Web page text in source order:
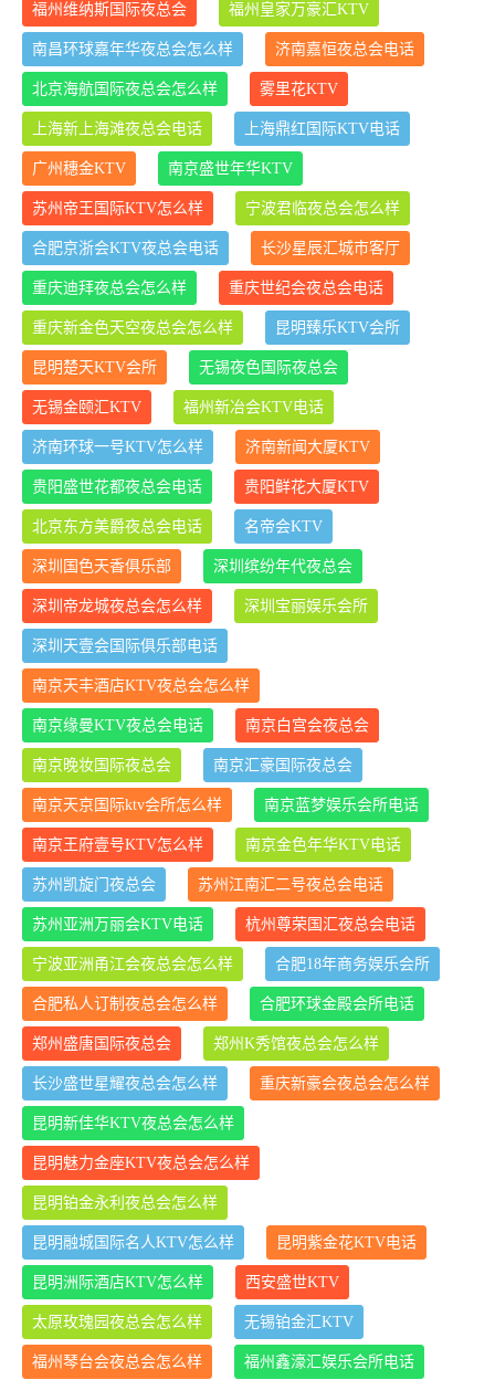
福州维纳斯国际夜总会 福州皇家万豪汇KTV
南昌环球嘉年华夜总会怎么样 济南嘉恒夜总会电话
北京海航国际夜总会怎么样 雾里花KTV
上海新上海滩夜总会电话 上海鼎红国际KTV电话
广州穗金KTV 南京盛世年华KTV
苏州帝王国际KTV怎么样 宁波君临夜总会怎么样
合肥京浙会KTV夜总会电话 长沙星辰汇城市客厅
重庆迪拜夜总会怎么样 重庆世纪会夜总会电话
重庆新金色天空夜总会怎么样 昆明臻乐KTV会所
昆明楚天KTV会所 无锡夜色国际夜总会
无锡金颐汇KTV 福州新冶会KTV电话
济南环球一号KTV怎么样 济南新闻大厦KTV
贵阳盛世花都夜总会电话 贵阳鲜花大厦KTV
北京东方美爵夜总会电话 名帝会KTV
深圳国色天香俱乐部 深圳缤纷年代夜总会
深圳帝龙城夜总会怎么样 深圳宝丽娱乐会所
深圳天壹会国际俱乐部电话
南京天丰酒店KTV夜总会怎么样
南京缘曼KTV夜总会电话 南京白宫会夜总会
南京晚妆国际夜总会 南京汇豪国际夜总会
南京天京国际ktv会所怎么样 南京蓝梦娱乐会所电话
南京王府壹号KTV怎么样 南京金色年华KTV电话
苏州凯旋门夜总会 苏州江南汇二号夜总会电话
苏州亚洲万丽会KTV电话 杭州尊荣国汇夜总会电话
宁波亚洲甬江会夜总会怎么样 合肥18年商务娱乐会所
合肥私人订制夜总会怎么样 合肥环球金殿会所电话
郑州盛唐国际夜总会 郑州K秀馆夜总会怎么样
长沙盛世星耀夜总会怎么样 重庆新豪会夜总会怎么样
昆明新佳华KTV夜总会怎么样
昆明魅力金座KTV夜总会怎么样
昆明铂金永利夜总会怎么样
昆明融城国际名人KTV怎么样 昆明紫金花KTV电话
昆明洲际酒店KTV怎么样 西安盛世KTV
太原玫瑰园夜总会怎么样 无锡铂金汇KTV
福州琴台会夜总会怎么样 福州鑫濠汇娱乐会所电话